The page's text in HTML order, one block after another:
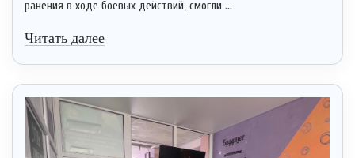
ранения в ходе боевых действий, смогли ...
Читать далее